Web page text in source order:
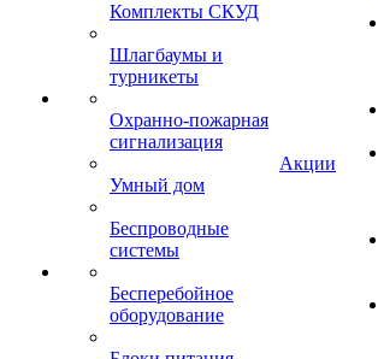
Комплекты СКУД
Шлагбаумы и
турникеты
Охранно-пожарная
сигнализация
Умный дом
Беспроводные
системы
Бесперебойное
оборудование
Акции